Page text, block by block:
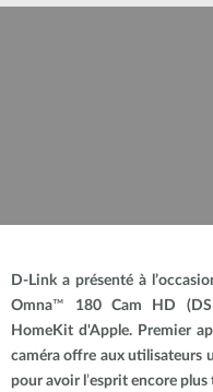
D-Link a présenté à
Omna™ 180 Cam HD
HomeKit d'Apple. Premier
caméra offre aux utilisateurs
pour avoir l ’esprit encore plus